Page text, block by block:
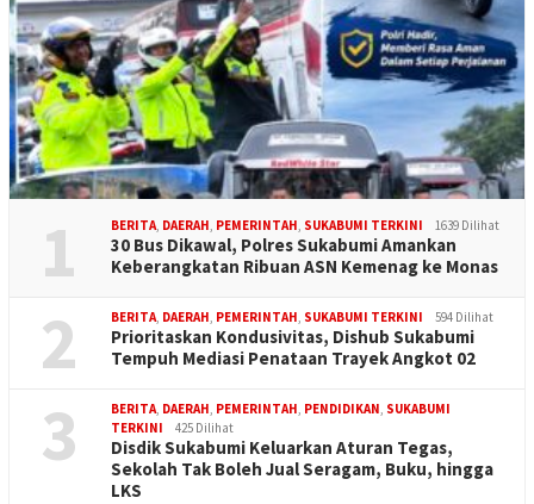
1 BERITA, DAERAH, PEMERINTAH, SUKABUMI TERKINI 1639 Dilihat
30 Bus Dikawal, Polres Sukabumi Amankan
Keberangkatan Ribuan ASN Kemenag ke Monas
2 BERITA, DAERAH, PEMERINTAH, SUKABUMI TERKINI 594 Dilihat
Prioritaskan Kondusivitas, Dishub Sukabumi
Tempuh Mediasi Penataan Trayek Angkot 02
3 BERITA, DAERAH, PEMERINTAH, PENDIDIKAN, SUKABUMI
TERKINI
425 Dilihat
Disdik Sukabumi Keluarkan Aturan Tegas,
Sekolah Tak Boleh Jual Seragam, Buku, hingga
LKS